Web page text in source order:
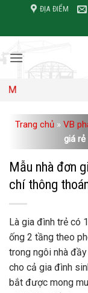
nội
dung
ĐỊA ĐIỂM
Trang chủ » VB
giá
Mẫu nhà đơn
chí thông
Là gia đình trẻ có
ống 2 tầng theo
trong ngôi nhà
cho cả gia đình
bắt được mong